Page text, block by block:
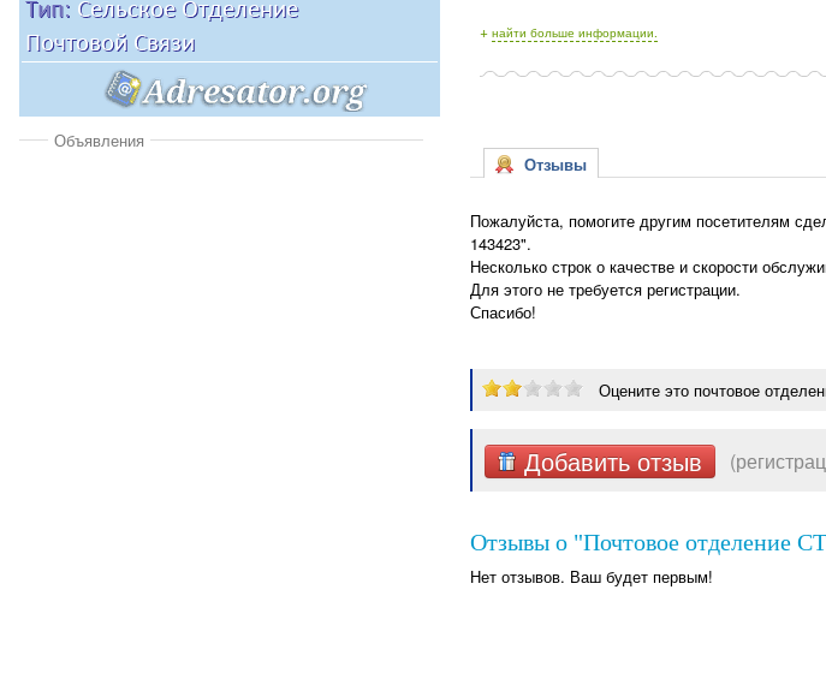
Объявления
+ найти больше информации.
Отзывы
Пожалуйста, помогите другим посетителям
143423".
Несколько строк о качестве и скорости
Для этого не требуется регистрации.
Спасибо!
Оцените это почтовое
Добавить отзыв
Отзывы о "Почтовое отделение
Нет отзывов. Ваш будет первым!